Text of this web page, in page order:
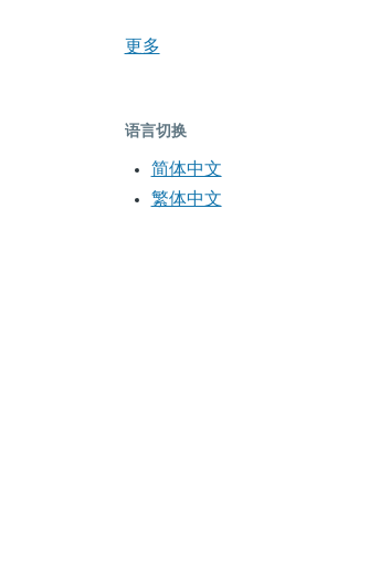
更多
语言切换
简体中文
繁体中文